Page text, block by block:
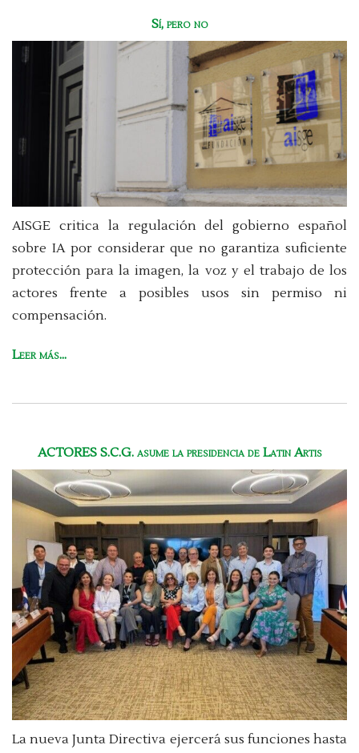
Sí, pero no
AISGE critica la regulación del gobierno español
sobre IA por considerar que no garantiza suficiente
protección para la imagen, la voz y el trabajo de los
actores frente a posibles usos sin permiso ni
compensación.
Leer más...
ACTORES S.C.G. asume la presidencia de Latin Artis
La nueva Junta Directiva ejercerá sus funciones hasta